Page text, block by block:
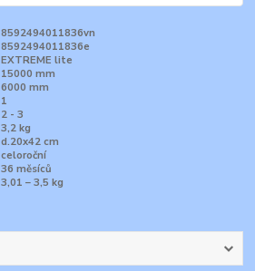
8592494011836vn
8592494011836e
EXTREME lite
15000 mm
6000 mm
1
2 - 3
3,2 kg
d.20x42 cm
celoroční
36 měsíců
3,01 – 3,5 kg